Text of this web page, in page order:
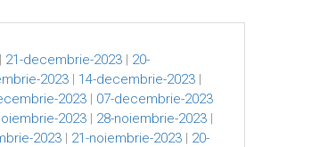
| 21-decembrie-2023 | 20-
2023 | 14-decembrie-2023 |
2023 | 07-decembrie-2023
2023 | 28-noiembrie-2023 |
2023 | 21-noiembrie-2023 | 20-